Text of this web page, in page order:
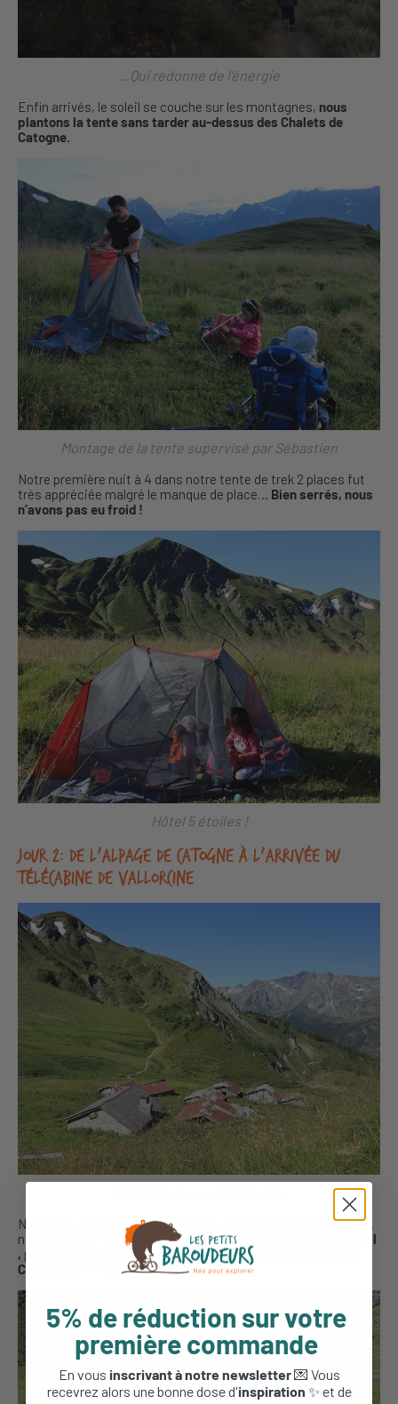
…Qui redonne de l’énergie
Enfin arrivés, le soleil se couche sur les montagnes, nous
plantons la tente sans tarder au-dessus des Chalets de
Catogne.
Montage de la tente supervisé par Sébastien
Notre première nuit à 4 dans notre tente de trek 2 places fut
très appréciée malgré le manque de place… Bien serrés, nous
n’avons pas eu froid !
Hôtel 5 étoiles !
Jour 2: De l’alpage de Catogne à l’arrivée du
télécabine de Vallorcine
N’ayant pu profiter la veille de notre emplacement de bivouac ,
nous prenons notre temps,nous flânons dans l’herbe au soleil
, puis nous démarrons la randonnée en direction du Lac de
Catogne
en fin de matinée.
5% de réduction sur votre
première commande
En vous inscrivant à notre newsletter💌 Vous
recevrez alors une bonne dose d'inspiration ✨ et de